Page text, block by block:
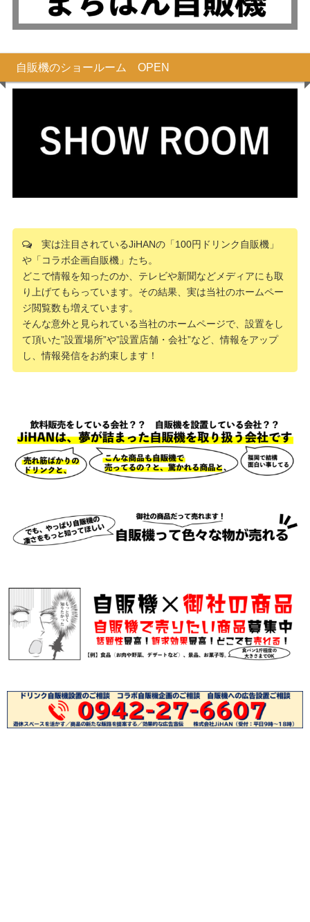
自販機のショールーム OPEN
実は注目されているJiHANの「100円ドリンク自販機」
や「コラボ企画自販機」たち。
どこで情報を知ったのか、テレビや新聞などメディアにも取
り上げてもらっています。その結果、実は当社のホームペー
ジ閲覧数も増えています。
そんな意外と見られている当社のホームページで、設置をし
て頂いた”設置場所”や”設置店舗・会社”など、情報をアップ
し、情報発信をお約束します！